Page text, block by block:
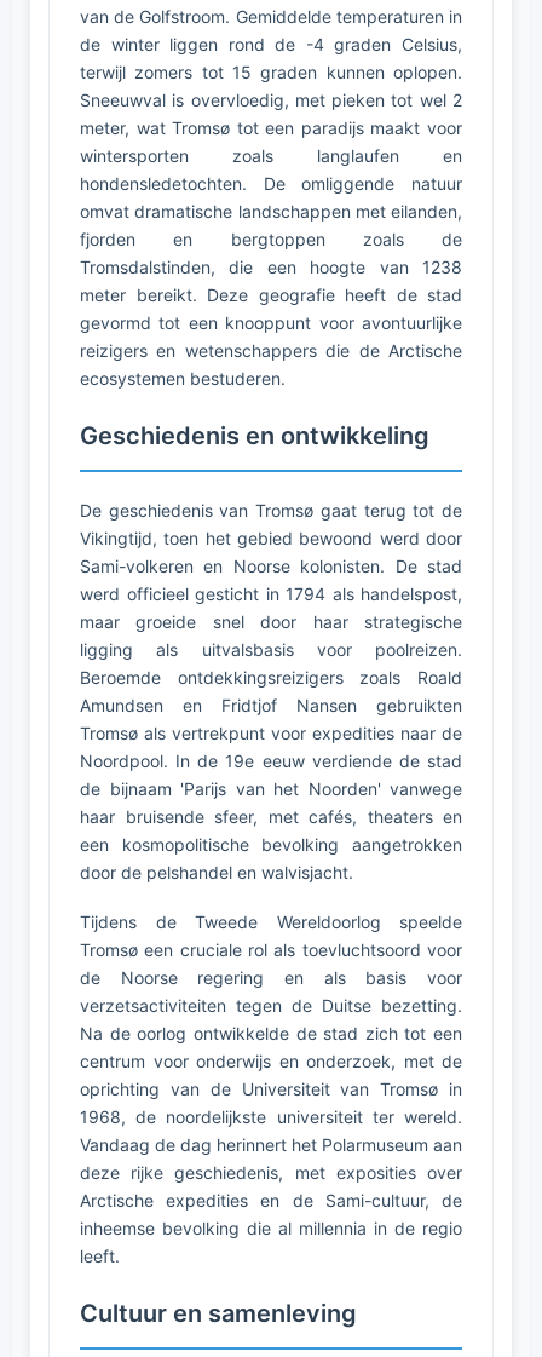
van de Golfstroom. Gemiddelde temperaturen in
de winter liggen rond de -4 graden Celsius,
terwijl zomers tot 15 graden kunnen oplopen.
Sneeuwval is overvloedig, met pieken tot wel 2
meter, wat Tromsø tot een paradijs maakt voor
wintersporten zoals langlaufen en
hondensledetochten. De omliggende natuur
omvat dramatische landschappen met eilanden,
fjorden en bergtoppen zoals de
Tromsdalstinden, die een hoogte van 1238
meter bereikt. Deze geografie heeft de stad
gevormd tot een knooppunt voor avontuurlijke
reizigers en wetenschappers die de Arctische
ecosystemen bestuderen.
Geschiedenis en ontwikkeling
De geschiedenis van Tromsø gaat terug tot de
Vikingtijd, toen het gebied bewoond werd door
Sami-volkeren en Noorse kolonisten. De stad
werd officieel gesticht in 1794 als handelspost,
maar groeide snel door haar strategische
ligging als uitvalsbasis voor poolreizen.
Beroemde ontdekkingsreizigers zoals Roald
Amundsen en Fridtjof Nansen gebruikten
Tromsø als vertrekpunt voor expedities naar de
Noordpool. In de 19e eeuw verdiende de stad
de bijnaam 'Parijs van het Noorden' vanwege
haar bruisende sfeer, met cafés, theaters en
een kosmopolitische bevolking aangetrokken
door de pelshandel en walvisjacht.
Tijdens de Tweede Wereldoorlog speelde
Tromsø een cruciale rol als toevluchtsoord voor
de Noorse regering en als basis voor
verzetsactiviteiten tegen de Duitse bezetting.
Na de oorlog ontwikkelde de stad zich tot een
centrum voor onderwijs en onderzoek, met de
oprichting van de Universiteit van Tromsø in
1968, de noordelijkste universiteit ter wereld.
Vandaag de dag herinnert het Polarmuseum aan
deze rijke geschiedenis, met exposities over
Arctische expedities en de Sami-cultuur, de
inheemse bevolking die al millennia in de regio
leeft.
Cultuur en samenleving